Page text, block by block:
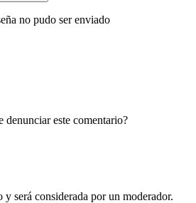
no pudo ser enviado
denunciar este comentario?
y será considerada por un moderador.